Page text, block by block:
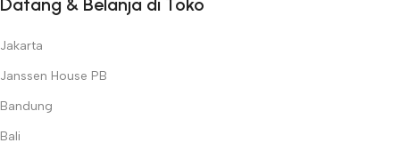
Datang & Belanja di Toko
Jakarta
Janssen House PB
Bandung
Bali